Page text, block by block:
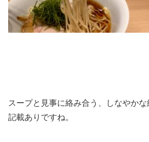
スープと見事に絡み合う、しなやか
記載ありですね。